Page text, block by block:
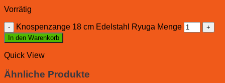
Vorrätig
Knospenzange 18 cm Edelstahl Ryuga Menge
In den Warenkorb
Quick View
Ähnliche Produkte